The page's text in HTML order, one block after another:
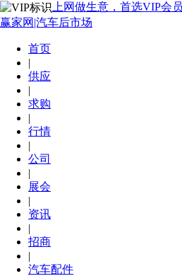
上网做生意，首选VIP会员
赢家网|汽车后市场
首页
|
供应
|
求购
|
行情
|
公司
|
展会
|
资讯
|
招商
|
汽车配件